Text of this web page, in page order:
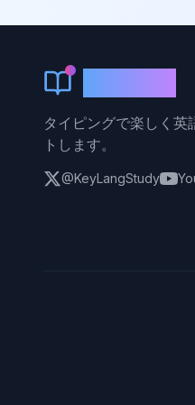
タイピングで楽しく英
トします。
@KeyLangStudy